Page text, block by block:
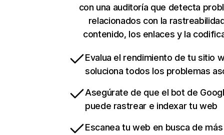
con una auditoría que detecta
relacionados con la
contenido, los enlaces y la
Evalua el rendimiento de tu sitio
soluciona todos los problemas
Asegúrate de que el bot de
puede rastrear e indexar tu web
Escanea tu web en busca de